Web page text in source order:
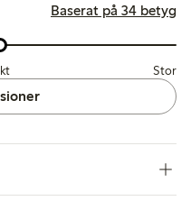
Baserat på 34 betyg
Stor